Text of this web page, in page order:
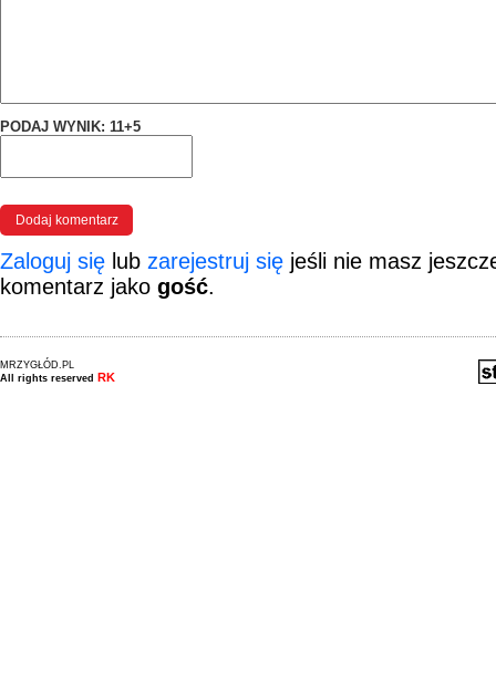
PODAJ WYNIK: 11+5
Zaloguj się lub zarejestruj się jeśli nie masz
komentarz jako gość.
MRZYGŁÓD.PL
All rights reserved RK